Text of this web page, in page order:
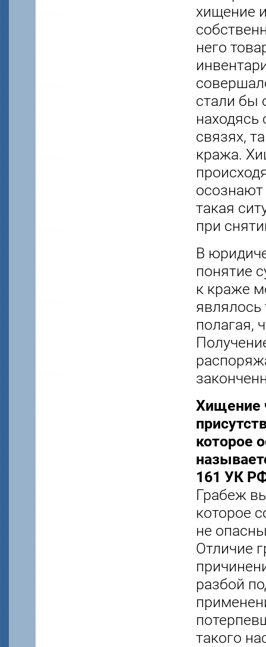
хищение
него
стали бы
связях,
кража.
осознают
такая
при
В
понятие
к краже
являлось
полагая,
Хищение
которое
161 УК
Грабеж
которое
не
Отличие
разбой
такого